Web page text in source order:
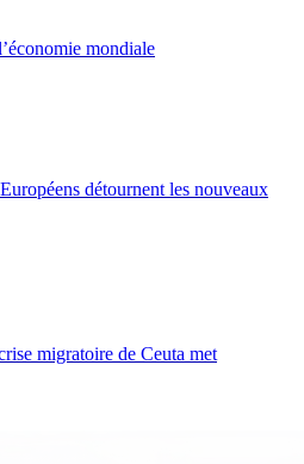
mondiale
détournent les nouveaux
migratoire de Ceuta met